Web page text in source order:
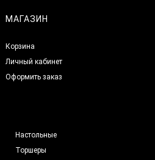
МАГАЗИН
Корзина
Личный кабинет
Оформить заказ
Настольные
Торшеры